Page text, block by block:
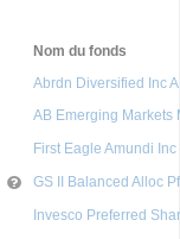
Nom du fonds
Abrdn Diversified Inc
AB Emerging Markets
First Eagle Amundi
GS II Balanced Alloc
Invesco Preferred